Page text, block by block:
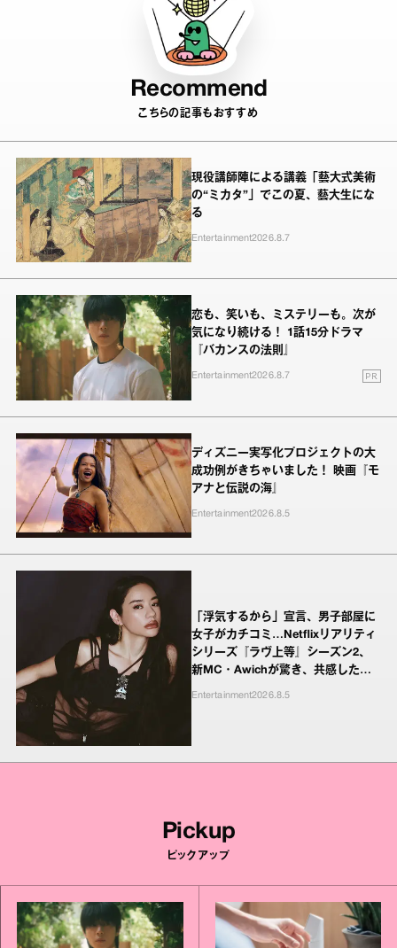
Recommend
こちらの記事もおすすめ
現役講師陣による講義「藝大式美術
の“ミカタ”」でこの夏、藝大生にな
る
Entertainment2026.8.7
恋も、笑いも、ミステリーも。次が
気になり続ける！ 1話15分ドラマ
『バカンスの法則』
Entertainment2026.8.7 PR
ディズニー実写化プロジェクトの大
成功例がきちゃいました！ 映画『モ
アナと伝説の海』
Entertainment2026.8.5
「浮気するから」宣言、男子部屋に
女子がカチコミ…Netflixリアリティ
シリーズ『ラヴ上等』シーズン2、
新MC・Awichが驚き、共感したヤ
Entertainment2026.8.5
Pickup
ピックアップ